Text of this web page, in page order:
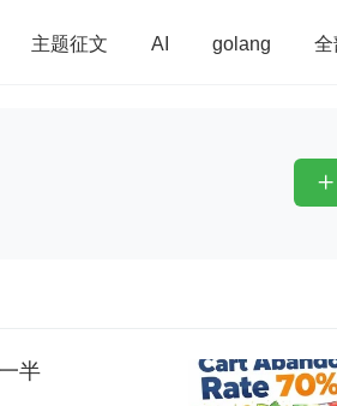
主题征文 AI golang 全

半